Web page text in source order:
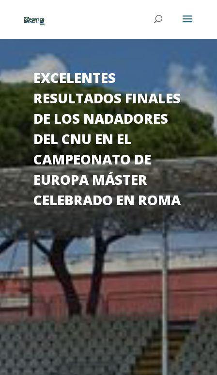
EXCELENTES
RESULTADOS FINALES
DE LOS NADADORES
DEL CNU EN EL
CAMPEONATO DE
EUROPA MÁSTER
CELEBRADO EN ROMA